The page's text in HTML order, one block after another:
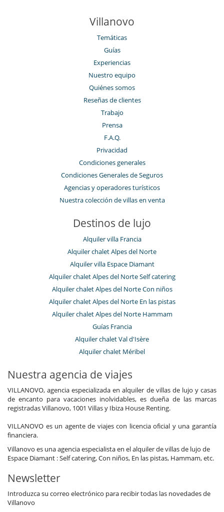
Villanovo
Temáticas
Guías
Experiencias
Nuestro equipo
Quiénes somos
Reseñas de clientes
Trabajo
Prensa
F.A.Q.
Privacidad
Condiciones generales
Condiciones Generales de Seguros
Agencias y operadores turísticos
Nuestra colección de villas en venta
Destinos de lujo
Alquiler villa Francia
Alquiler chalet Alpes del Norte
Alquiler villa Espace Diamant
Alquiler chalet Alpes del Norte Self catering
Alquiler chalet Alpes del Norte Con niños
Alquiler chalet Alpes del Norte En las pistas
Alquiler chalet Alpes del Norte Hammam
Guías Francia
Alquiler chalet Val d'Isère
Alquiler chalet Méribel
Nuestra agencia de viajes
VILLANOVO, agencia especializada en alquiler de villas de lujo y casas
de encanto para vacaciones inolvidables, es dueña de las marcas
registradas Villanovo, 1001 Villas y Ibiza House Renting.
VILLANOVO es un agente de viajes con licencia oficial y una garantía
financiera.
Villanovo es una agencia especialista en el alquiler de villas de lujo de
Espace Diamant : Self catering, Con niños, En las pistas, Hammam, etc.
Newsletter
Introduzca su correo electrónico para recibir todas las novedades de
Villanovo